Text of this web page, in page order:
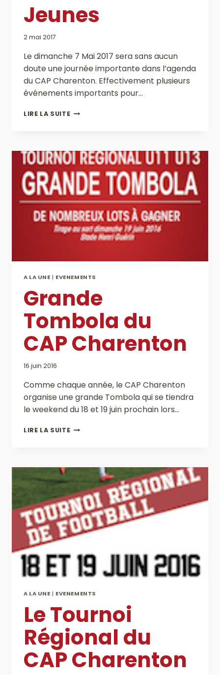
Jeunes
2 mai 2017
Le dimanche 7 Mai 2017 sera sans aucun
doute une journée importante dans l’agenda
du CAP Charenton. Effectivement plusieurs
événements importants pour…
LIRE LA SUITEREMISE
A LA UNE | EVENEMENTS
Grande
Tombola du
CAP Charenton
16 juin 2016
Comme chaque année, le CAP Charenton
organise une grande Tombola qui se tiendra
le weekend du 18 et 19 juin prochain lors…
LIRE LA SUITEGRANDE
CHARENTON
A LA UNE | EVENEMENTS
Le Tournoi
Régional du
CAP Charenton